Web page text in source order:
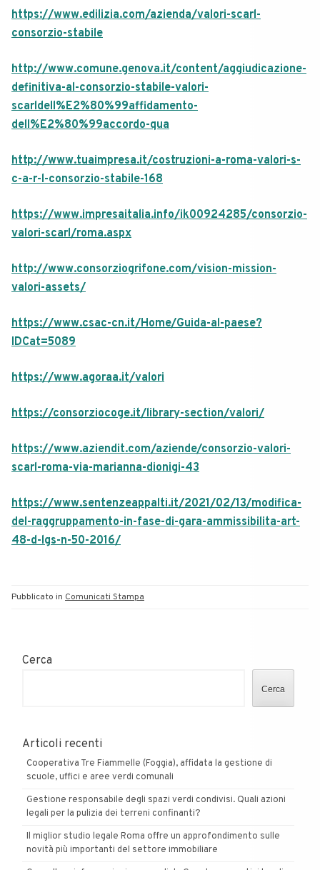
https://www.edilizia.com/azienda/valori-scarl-
consorzio-stabile
http://www.comune.genova.it/content/aggiudicazione-
definitiva-al-consorzio-stabile-valori-
scarldell%E2%80%99affidamento-
dell%E2%80%99accordo-qua
http://www.tuaimpresa.it/costruzioni-a-roma-valori-s-
c-a-r-l-consorzio-stabile-168
https://www.impresaitalia.info/ik00924285/consorzio-
valori-scarl/roma.aspx
http://www.consorziogrifone.com/vision-mission-
valori-assets/
https://www.csac-cn.it/Home/Guida-al-paese?
IDCat=5089
https://www.agoraa.it/valori
https://consorziocoge.it/library-section/valori/
https://www.aziendit.com/aziende/consorzio-valori-
scarl-roma-via-marianna-dionigi-43
https://www.sentenzeappalti.it/2021/02/13/modifica-
del-raggruppamento-in-fase-di-gara-ammissibilita-art-
48-d-lgs-n-50-2016/
Pubblicato in Comunicati Stampa
Cerca
Cerca
Articoli recenti
Cooperativa Tre Fiammelle (Foggia), affidata la gestione di
scuole, uffici e aree verdi comunali
Gestione responsabile degli spazi verdi condivisi. Quali azioni
legali per la pulizia dei terreni confinanti?
Il miglior studio legale Roma offre un approfondimento sulle
novità più importanti del settore immobiliare